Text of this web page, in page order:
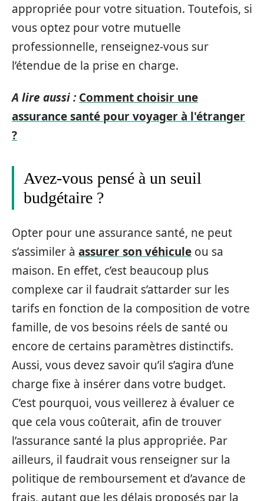
appropriée pour votre situation. Toutefois, si
vous optez pour votre mutuelle
professionnelle, renseignez-vous sur
l’étendue de la prise en charge.
A lire aussi : Comment choisir une
assurance santé pour voyager à l'étranger
?
Avez-vous pensé à un seuil
budgétaire ?
Opter pour une assurance santé, ne peut
s’assimiler à assurer son véhicule ou sa
maison. En effet, c’est beaucoup plus
complexe car il faudrait s’attarder sur les
tarifs en fonction de la composition de votre
famille, de vos besoins réels de santé ou
encore de certains paramètres distinctifs.
Aussi, vous devez savoir qu’il s’agira d’une
charge fixe à insérer dans votre budget.
C’est pourquoi, vous veillerez à évaluer ce
que cela vous coûterait, afin de trouver
l’assurance santé la plus appropriée. Par
ailleurs, il faudrait vous renseigner sur la
politique de remboursement et d’avance de
frais, autant que les délais proposés par la